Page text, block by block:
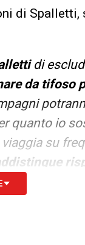
di
di
da tifoso
quanto io
su